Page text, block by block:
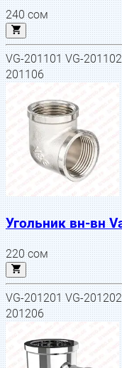
240сом
VG-201101 VG-
201106
Угольник вн-вн
220сом
VG-201201 VG-
201206